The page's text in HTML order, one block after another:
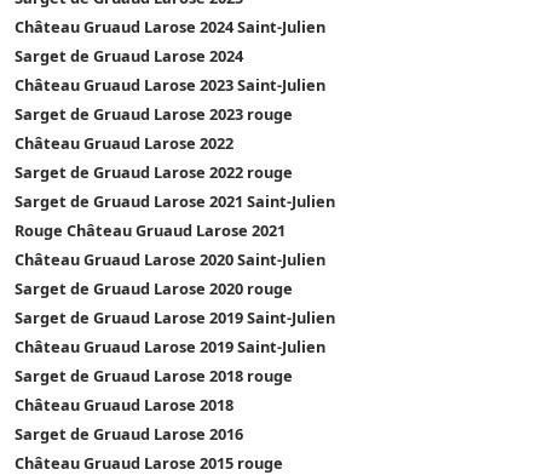
Château Gruaud Larose 2024 Saint-Julien
Sarget de Gruaud Larose 2024
Château Gruaud Larose 2023 Saint-Julien
Sarget de Gruaud Larose 2023 rouge
Château Gruaud Larose 2022
Sarget de Gruaud Larose 2022 rouge
Sarget de Gruaud Larose 2021 Saint-Julien
Rouge Château Gruaud Larose 2021
Château Gruaud Larose 2020 Saint-Julien
Sarget de Gruaud Larose 2020 rouge
Sarget de Gruaud Larose 2019 Saint-Julien
Château Gruaud Larose 2019 Saint-Julien
Sarget de Gruaud Larose 2018 rouge
Château Gruaud Larose 2018
Sarget de Gruaud Larose 2016
Château Gruaud Larose 2015 rouge